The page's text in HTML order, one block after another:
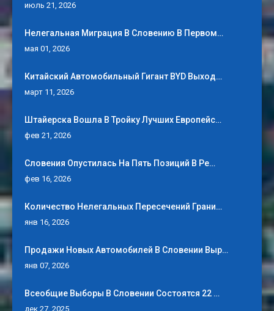
июль 21, 2026
Нелегальная Миграция В Словению В Первом…
мая 01, 2026
Китайский Автомобильный Гигант BYD Выход…
март 11, 2026
Штайерска Вошла В Тройку Лучших Европейс…
фев 21, 2026
Словения Опустилась На Пять Позиций В Ре…
фев 16, 2026
Количество Нелегальных Пересечений Грани…
янв 16, 2026
Продажи Новых Автомобилей В Словении Выр…
янв 07, 2026
Всеобщие Выборы В Словении Состоятся 22 …
дек 27, 2025